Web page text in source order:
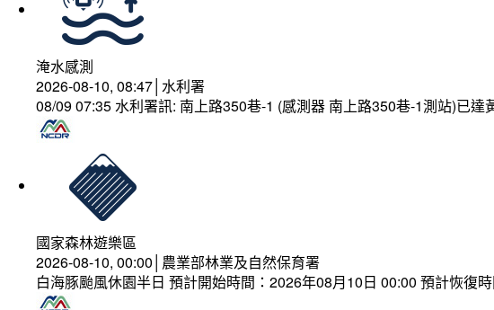
淹水感測
2026-08-10, 08:47│水利署
08/09 07:35 水利署訊: 南上路350巷-1 (感測器 南上路350巷-1測站)已達
國家森林遊樂區
2026-08-10, 00:00│農業部林業及自然保育署
白海豚颱風休園半日 預計開始時間：2026年08月10日 00:00 預計恢復